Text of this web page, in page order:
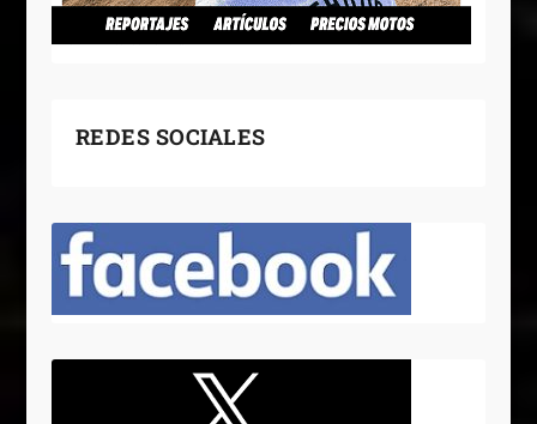
REDES SOCIALES